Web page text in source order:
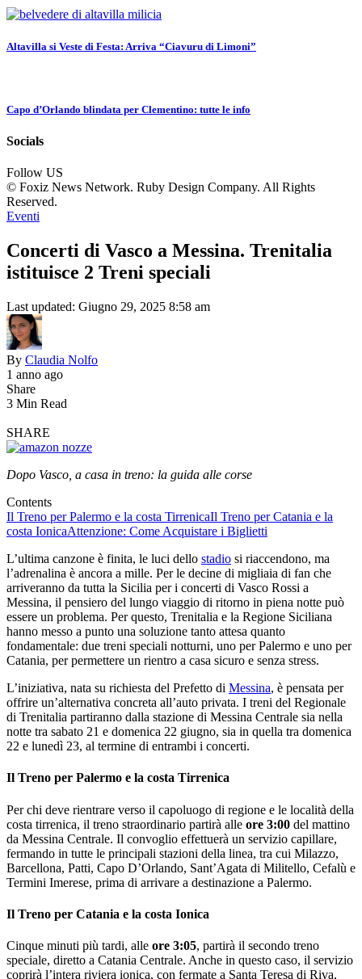
Altavilla si Veste di Festa: Arriva “Ciavuru di Limoni”
Capo d’Orlando blindata per Clementino: tutte le info
Socials
Follow US
© Foxiz News Network. Ruby Design Company. All Rights
Reserved.
Eventi
Concerti di Vasco a Messina. Trenitalia
istituisce 2 Treni speciali
Last updated: Giugno 29, 2025 8:58 am
By Claudia Nolfo
1 anno ago
Share
3 Min Read
SHARE
Dopo Vasco, a casa in treno: la guida alle corse
Contents
Il Treno per Palermo e la costa TirrenicaIl Treno per Catania e la
costa IonicaAttenzione: Come Acquistare i Biglietti
L’ultima canzone è finita, le luci dello stadio si riaccendono, ma
l’adrenalina è ancora a mille. Per le decine di migliaia di fan che
arriveranno da tutta la Sicilia per i concerti di Vasco Rossi a
Messina, il pensiero del lungo viaggio di ritorno in piena notte può
essere un problema. Per questo, Trenitalia e la Regione Siciliana
hanno messo a punto una soluzione tanto attesa quanto
fondamentale: due treni speciali notturni, uno per Palermo e uno per
Catania, per permettere un rientro a casa sicuro e senza stress.
L’iniziativa, nata su richiesta del Prefetto di Messina, è pensata per
offrire un’alternativa concreta all’auto privata. I treni del Regionale
di Trenitalia partiranno dalla stazione di Messina Centrale sia nella
notte tra sabato 21 e domenica 22 giugno, sia in quella tra domenica
22 e lunedì 23, al termine di entrambi i concerti.
Il Treno per Palermo e la costa Tirrenica
Per chi deve rientrare verso il capoluogo di regione e le località della
costa tirrenica, il treno straordinario partirà alle ore 3:00 del mattino
da Messina Centrale. Il convoglio effettuerà un servizio capillare,
fermando in tutte le principali stazioni della linea, tra cui Milazzo,
Barcellona, Patti, Capo D’Orlando, Sant’Agata di Militello, Cefalù e
Termini Imerese, prima di arrivare a destinazione a Palermo.
Il Treno per Catania e la costa Ionica
Cinque minuti più tardi, alle ore 3:05, partirà il secondo treno
speciale, diretto a Catania Centrale. Anche in questo caso, il servizio
coprirà l’intera riviera ionica, con fermate a Santa Teresa di Riva,